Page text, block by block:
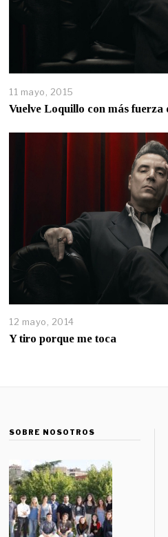
11 mayo, 2015
Vuelve Loquillo con más fuerza
12 mayo, 2014
Y tiro porque me toca
SOBRE NOSOTROS